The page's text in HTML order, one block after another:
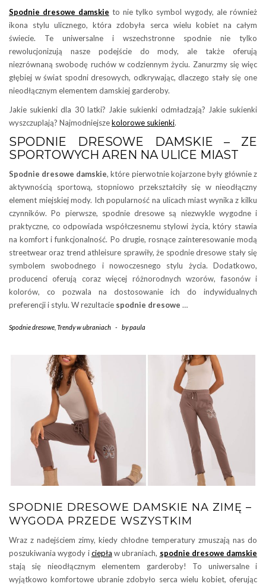
Spodnie dresowe damskie to nie tylko symbol wygody, ale również
ikona stylu ulicznego, która zdobyła serca wielu kobiet na całym
świecie. Te uniwersalne i wszechstronne spodnie nie tylko
rewolucjonizują nasze podejście do mody, ale także oferują
niezrównaną swobodę ruchów w codziennym życiu. Zanurzmy się więc
głębiej w świat spodni dresowych, odkrywając, dlaczego stały się one
nieodłącznym elementem damskiej garderoby.
Jakie sukienki dla 30 latki? Jakie sukienki odmładzają? Jakie sukienki
wyszczuplają? Najmodniejszekolorowe sukienki.
SPODNIE DRESOWE DAMSKIE – ZE
SPORTOWYCH AREN NA ULICE MIAST
Spodnie dresowe damskie, które pierwotnie kojarzone były głównie z
aktywnością sportową, stopniowo przekształciły się w nieodłączny
element miejskiej mody. Ich popularność na ulicach miast wynika z kilku
czynników. Po pierwsze, spodnie dresowe są niezwykle wygodne i
praktyczne, co odpowiada współczesnemu stylowi życia, który stawia
na komfort i funkcjonalność. Po drugie, rosnące zainteresowanie modą
streetwear oraz trend athleisure sprawiły, że spodnie dresowe stały się
symbolem swobodnego i nowoczesnego stylu życia. Dodatkowo,
producenci oferują coraz więcej różnorodnych wzorów, fasonów i
kolorów, co pozwala na dostosowanie ich do indywidualnych
preferencji i stylu. W rezultacie spodnie dresowe …
Spodnie dresowe Trendy w ubraniach - bypaula
SPODNIE DRESOWE DAMSKIE NA ZIMĘ –
WYGODA PRZEDE WSZYSTKIM
Wraz z nadejściem zimy, kiedy chłodne temperatury zmuszają nas do
poszukiwania wygody iciepła w ubraniach, spodnie dresowe damskie
stają się nieodłącznym elementem garderoby! To uniwersalne i
wyjątkowo komfortowe ubranie zdobyło serca wielu kobiet, oferując